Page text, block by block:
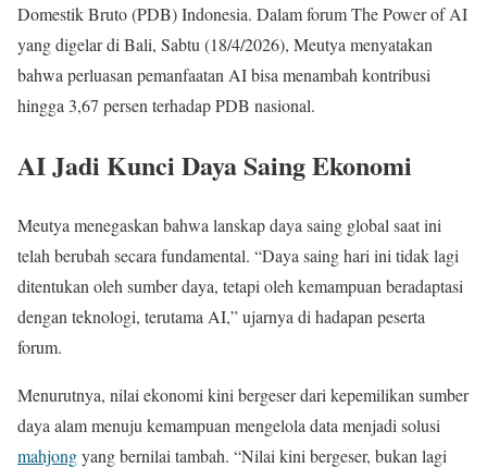
Domestik Bruto (PDB) Indonesia. Dalam forum The Power of AI
yang digelar di Bali, Sabtu (18/4/2026), Meutya menyatakan
bahwa perluasan pemanfaatan AI bisa menambah kontribusi
hingga 3,67 persen terhadap PDB nasional.
AI Jadi Kunci Daya Saing Ekonomi
Meutya menegaskan bahwa lanskap daya saing global saat ini
telah berubah secara fundamental. “Daya saing hari ini tidak lagi
ditentukan oleh sumber daya, tetapi oleh kemampuan beradaptasi
dengan teknologi, terutama AI,” ujarnya di hadapan peserta
forum.
Menurutnya, nilai ekonomi kini bergeser dari kepemilikan sumber
daya alam menuju kemampuan mengelola data menjadi solusi
mahjongyang bernilai tambah. “Nilai kini bergeser, bukan lagi